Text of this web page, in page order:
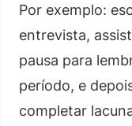
Por exemplo:
entrevista,
pausa para
período, e
completar